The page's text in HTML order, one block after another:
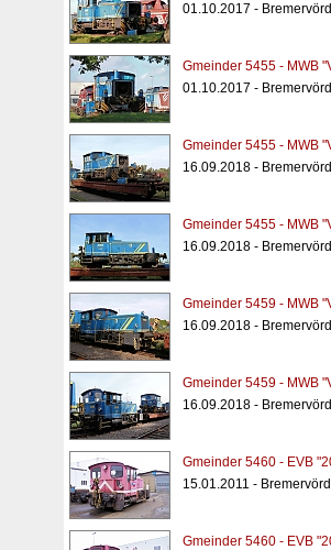
01.10.2017 -
Gmeinder 5455 - MWB
01.10.2017 -
Gmeinder 5455 - MWB
16.09.2018 -
Gmeinder 5455 - MWB
16.09.2018 -
Gmeinder 5459 - MWB
16.09.2018 -
Gmeinder 5459 - MWB
16.09.2018 -
Gmeinder 5460 - EVB
15.01.2011 -
Gmeinder 5460 - EVB